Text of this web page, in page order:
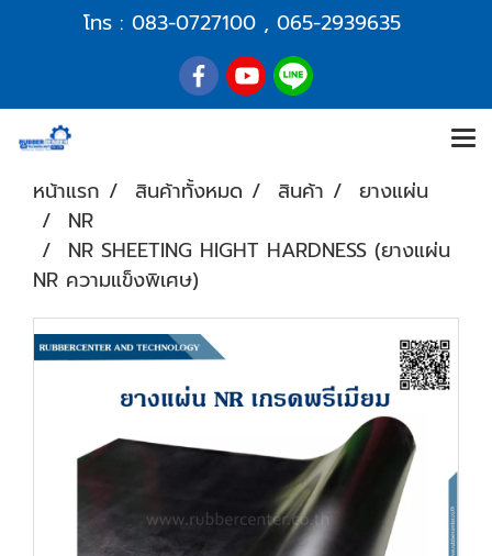
โทร : 083-0727100 , 065-2939635
หน้าแรก สินค้าทั้งหมด สินค้า
ยางแผ่น
NR
NR SHEETING HIGHT HARDNESS (ยางแผ่น
NR ความแข็งพิเศษ)